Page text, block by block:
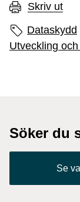
Skriv ut
Sidans etiketter
Dataskydd
Utveckling
Söker du
Se